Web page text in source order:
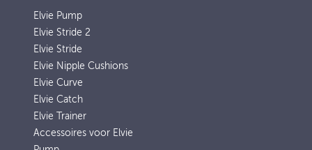
Elvie Pump
Elvie Stride 2
Elvie Stride
Elvie Nipple Cushions
Elvie Curve
Elvie Catch
Elvie Trainer
Accessoires voor Elvie